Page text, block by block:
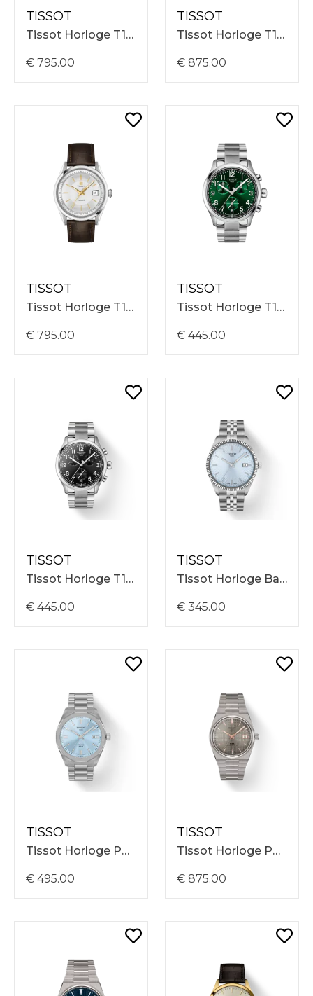
TISSOT
Tissot Horloge T1658071104100 Gentleman Powermatic 80 38mm, Blauwe Wijzerplaat
€ 795.00
TISSOT
Tissot Horloge T1574071104100 Visodate Powermatic 80 39mm, Blauwe Wijzerplaat, Stalen Band
€ 875.00
TISSOT
Tissot Horloge T1574071603100 Visodate Powermatic 80 39mm, Zilverkleurige Wijzerplaat, Bruine Lederen Band
€ 795.00
TISSOT
Tissot Horloge T1164171109200 Chrono L Quartz 42mm, Groene Wijzerplaat, Stalen Band
€ 445.00
TISSOT
Tissot Horloge T1164171105200 Chrono L Quartz 42mm, Zwarte Wijzerplaat, Stalen Band
€ 445.00
TISSOT
Tissot Horloge Ballade 40mm, Ijsblauwe Wijzerplaat, Stalen Band T1564101135100
€ 345.00
TISSOT
Tissot Horloge PRC 100 Solar 39mm, Ijsblauwe Wijzerplaat, Stalen Band T1514221135100
€ 495.00
TISSOT
Tissot Horloge PRX/MSR/A/TI/TI/ANTH Automatisch, Titane, Anthraciete Wijzerplaat T1378074406100
€ 875.00